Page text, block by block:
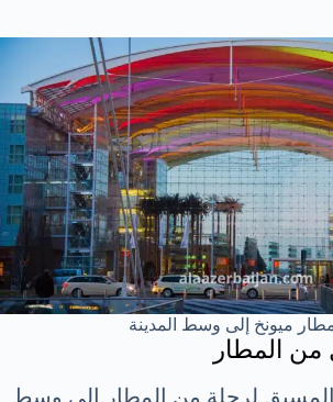
ميونخ إلى وسط المدينة
من المطار
لرحلة من المطار إلى وسط